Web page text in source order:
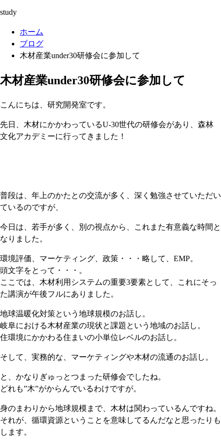
study
ホーム
ブログ
木材産業under30研修会に参加して
木材産業under30研修会に参加して
こんにちは、研究開発室です。
先日、木材にかかわっているU-30世代の研修会があり、森林
文化アカデミーに行ってきました！
普段は、年上のかたとの交流が多く、深く勉強させていただい
ているのですが、
今日は、若手が多く、別の視点から、これまた有意義な時間と
なりました。
環境評価、マーケティング、政策・・・略して、EMP。
頭文字をとって・・・。
ここでは、木材利用システムの重要3要素として、これにそっ
た講演が午後フルにありました。
地球温暖化対策という地球規模のお話し。
岐阜における木材産業の現状と課題という地域のお話し。
住環境にかかわる住まいの小単位レベルのお話し。
そして、実務的な、マーケティングや木材の流通のお話し。
と、かなりぎゅっとつまった研修会でしたね。
どれも”木”がからんでいるわけですが。
身のまわりから地球規模まで、木材は関わっているんですね。
それが、循環資源ということを意味してるんだなと思ったりも
します。